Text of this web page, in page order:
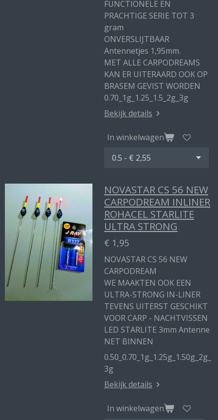
FUNCTIONELE EN
PRACHTIGE SERIE TOT 3
gram
ONVERSLIJTBAAR
Antennetjes 1,95mm.
MET ALLE CARPODREAMS
KAN ER UITERAARD OOK OP
BRASEM GEVIST WORDEN
0.70_1g_1.25_1.5_2g_3g
Bekijk details
In winkelwagen
NOVASTAR CS 56 NEW
CARPODREAM INLINER
ROHACEL STARLITE
ULTRA STRONG
€ 1,95
NOVASTAR CS 56 NEW
CARPODREAM
WE MAAKTEN OOK EEN
ULTRA-STRONG IN-LINER
TEVENS UITERST GESCHIKT
VOOR CARP - NACHTVISSEN
LED STARLITE 3mm Antenne
NET BINNEN
0.50_0.70_1g_1.25g_1.50g_2g_
3g
Bekijk details
In winkelwagen